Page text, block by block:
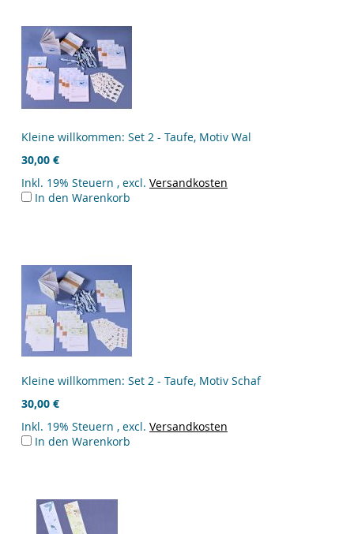
Kleine willkommen: Set 2 - Taufe, Motiv Wal
30,00 €
Inkl. 19% Steuern , excl. Versandkosten
In den Warenkorb
Kleine willkommen: Set 2 - Taufe, Motiv Schaf
30,00 €
Inkl. 19% Steuern , excl. Versandkosten
In den Warenkorb